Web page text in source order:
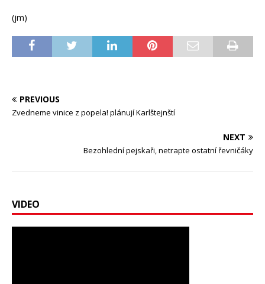
(jm)
PREVIOUS
Zvedneme vinice z popela! plánují Karlštejnští
NEXT
Bezohlední pejskaři, netrapte ostatní řevničáky
VIDEO